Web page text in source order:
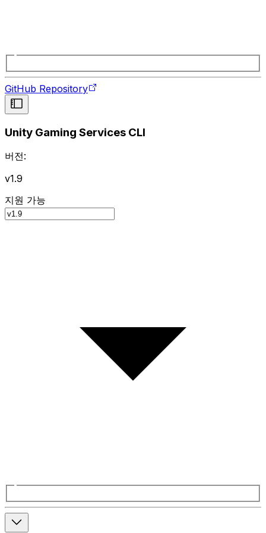
GitHub Repository
Unity Gaming Services CLI
버전:
v1.9
지원 가능